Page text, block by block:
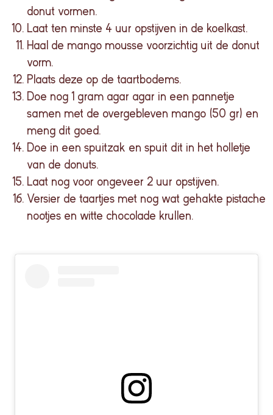
donut vormen.
Laat ten minste 4 uur opstijven in de koelkast.
Haal de mango mousse voorzichtig uit de donut
vorm.
Plaats deze op de taartbodems.
Doe nog 1 gram agar agar in een pannetje
samen met de overgebleven mango (50 gr) en
meng dit goed.
Doe in een spuitzak en spuit dit in het holletje
van de donuts.
Laat nog voor ongeveer 2 uur opstijven.
Versier de taartjes met nog wat gehakte pistache
nootjes en witte chocolade krullen.